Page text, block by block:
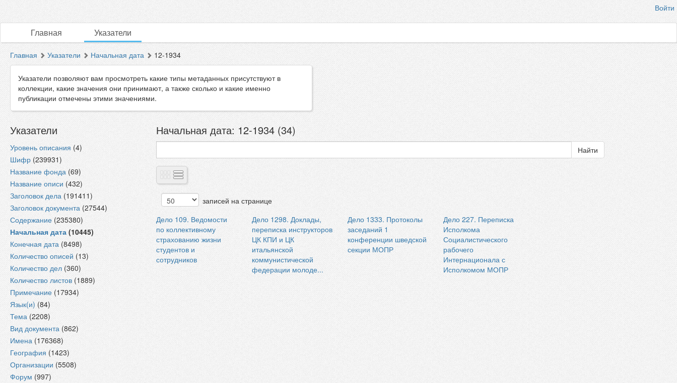
Войти
Главная Указатели
Главная Указатели Начальная дата 12-1934
Указатели позволяют вам просмотреть какие типы метаданных присутствуют в
коллекции, какие значения они принимают, а также сколько и какие именно
публикации отмечены этими значениями.
Указатели
Уровень описания (4)
Шифр (239931)
Название фонда (69)
Название описи (432)
Заголовок дела (191411)
Заголовок документа (27544)
Содержание (235380)
Начальная дата (10445)
Конечная дата (8498)
Количество описей (13)
Количество дел (360)
Количество листов (1889)
Примечание (17934)
Язык(и) (84)
Тема (2208)
Вид документа (862)
Имена (176368)
География (1423)
Организации (5508)
Форум (997)
Начальная дата: 12-1934 (34)
записей на странице
Дело 109. Ведомости
по коллективному
страхованию жизни
студентов и
сотрудников
Дело 1298. Доклады,
переписка инструкторов
ЦК КПИ и ЦК
итальянской
коммунистической
федерации молоде...
Дело 1333. Протоколы
заседаний 1
конференции шведской
секции МОПР
Дело 227. Переписка
Исполкома
Социалистического
рабочего
Интернационала с
Исполкомом МОПР